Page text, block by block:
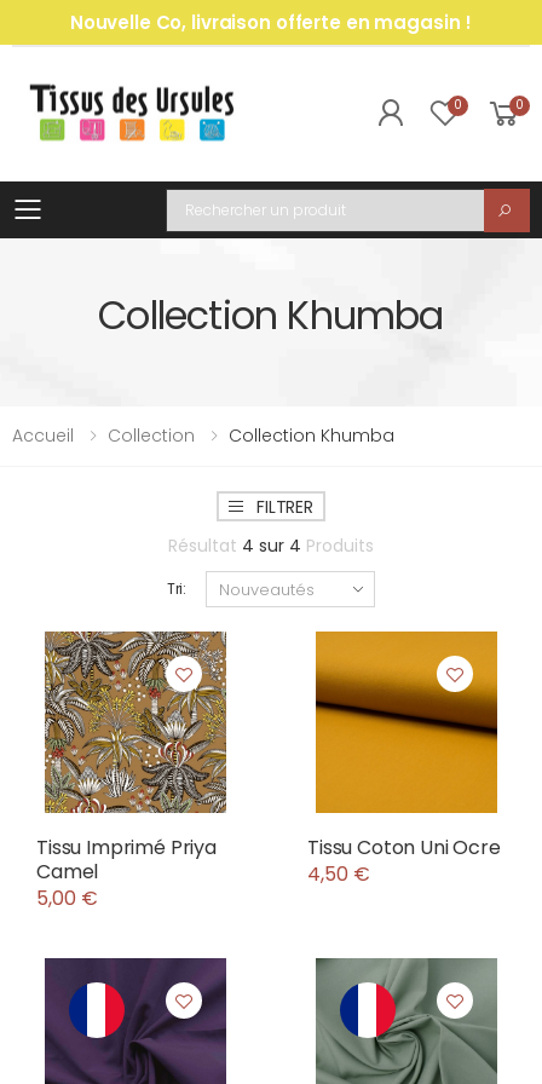
Nouvelle Co, livraison offerte en magasin !
0 0
Toggle mobile menu
Recherche
Collection Khumba
Accueil Collection Collection Khumba
FILTRER
Résultat 4 sur 4 Produits
Tri:
Tissu Imprimé Priya
Camel
5,00 €
Tissu Coton Uni Ocre
4,50 €